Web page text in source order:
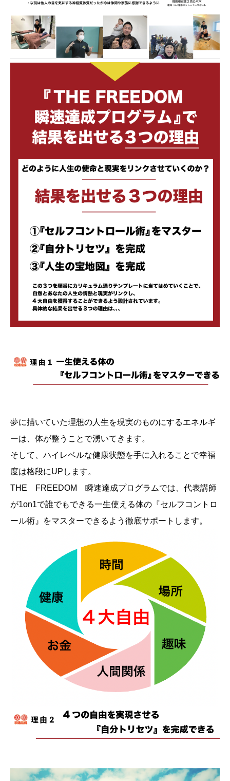
夢に描いていた理想の人生を現実のものにするエネルギ
ーは、体が整うことで湧いてきます。
そして、ハイレベルな健康状態を手に入れることで幸福
度は格段にUPします。
THE FREEDOM 瞬速達成プログラムでは、代表講師
が1on1で誰でもできる一生使える体の『セルフコントロ
ール術』をマスターできるよう徹底サポートします。